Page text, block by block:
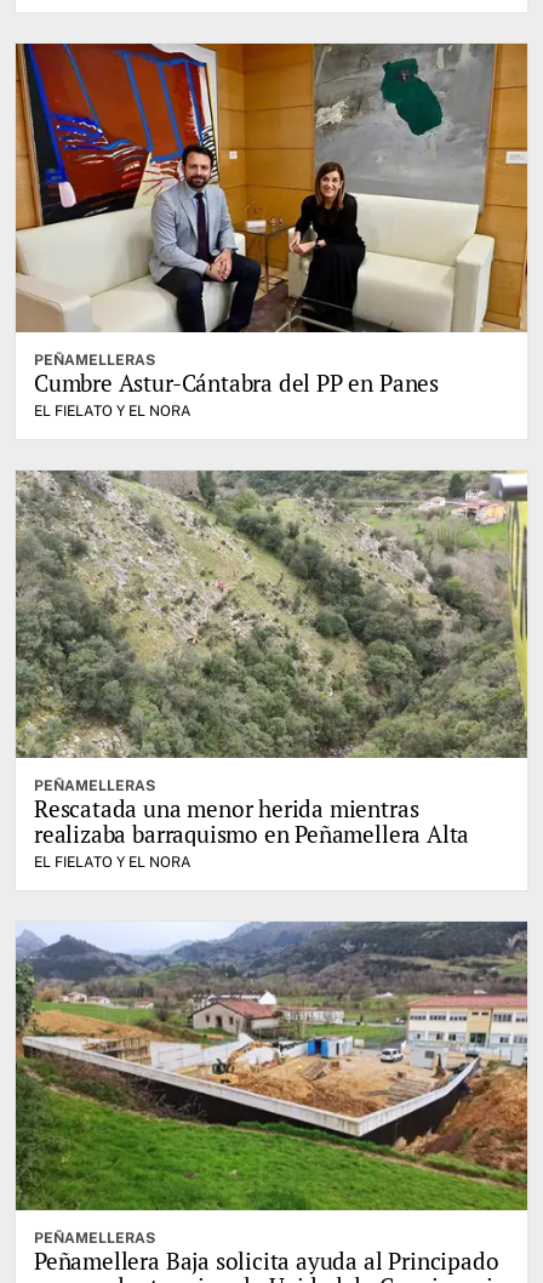
PEÑAMELLERAS
Cumbre Astur-Cántabra del PP en Panes
EL FIELATO Y EL NORA
PEÑAMELLERAS
Rescatada una menor herida mientras
realizaba barraquismo en Peñamellera Alta
EL FIELATO Y EL NORA
PEÑAMELLERAS
Peñamellera Baja solicita ayuda al Principado